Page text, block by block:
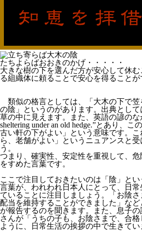
たちよらばおおきのかげ・・・・・
大きな樹の下を選んだ方が安心して休
る組織体に頼ることで安心を得ること
類似の格言としては、「大木の下で笠
の陰」というのがあります。出典とし
草の中に見えます。また、英語の諺のな
sheltering under an old hedge.”とあり、こ
古い軒の下がよい」という意味です。
ら、老舗がよい」というニュアンスと受
う。
つまり、確実性、安定性を重視して、
をすめた言葉です。
ここで注目しておきたいのは「陰」と
言葉が、われわれ日本人にとって、日
ていることに注目しましょう。「お陰
配当を維持することができました」な
が報告するのを聞きます。また、息子
さんが「うちの子も、お陰さまで、合
ように、日常生活の挨拶の中で生きてい